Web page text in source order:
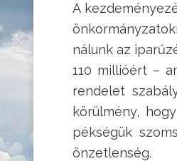
A
nálunk az
110 millióért –
rendelet
körülmény,
pékségük
önzetlenség.